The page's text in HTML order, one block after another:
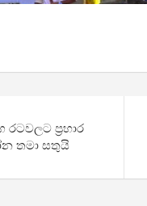
රටවලට ප්‍රහාර
තමා සතුයි